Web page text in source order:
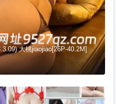
大桃jiaojiao[26P-40.2M]